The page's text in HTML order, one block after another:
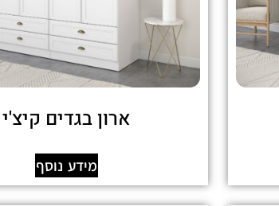
ארון בגדים קיצ'י
מידע נוסף